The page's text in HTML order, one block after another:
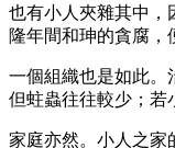
也有小人夾雜其中，
隆年間和珅的貪腐，
一個組織也是如此。
但蛀蟲往往較少；若
家庭亦然。小人之家